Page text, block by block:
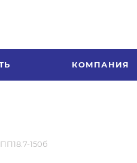
КОМПАНИЯ
150б